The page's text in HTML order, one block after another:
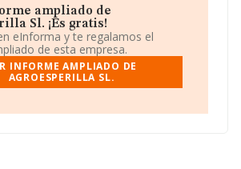
está registrada como Sociedad
0111 - 'Cultivo de cereales
y semillas oleaginosas'. La
actividad en mercados exteriores.
Agroesperilla S.L, con CIF
en Calle Santo Domingo De
ampliado de
Sl. ¡Es gratis!
eInforma y te regalamos el
de esta empresa.
INFORME AMPLIADO DE
AGROESPERILLA SL.